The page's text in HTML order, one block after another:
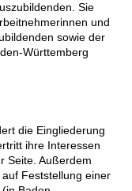
Sie
und
sowie der
Württemberg
die Eingliederung
ihre Interessen
Seite. Außerdem
Feststellung einer